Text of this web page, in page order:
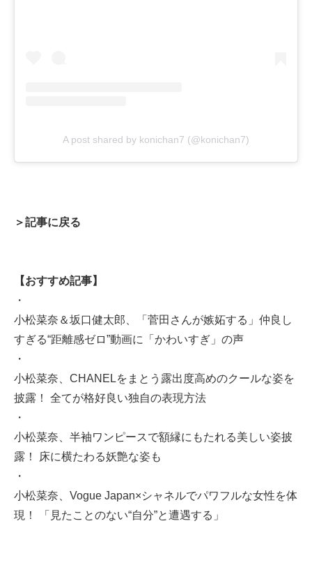
A post shared by konichan7 (@konichan7)
＞記事に戻る
【おすすめ記事】
・
小松菜奈＆坂口健太郎、「菅田さんが嫉妬する」仲良し
すぎる“距離感ゼロ”動画に「かわいすぎ」の声
・
小松菜奈、CHANELをまとう露出度高めのクールな姿を
披露！ 全てが格好良い独自の表現方法
・
小松菜奈、半袖ワンピースで額縁にもたれる美しい姿披
露！ 床に横たわる妖艶な姿も
・
小松菜奈、Vogue Japan×シャネルでパワフルな女性を体
現！ 「見たことのない“自分”と遭遇する」